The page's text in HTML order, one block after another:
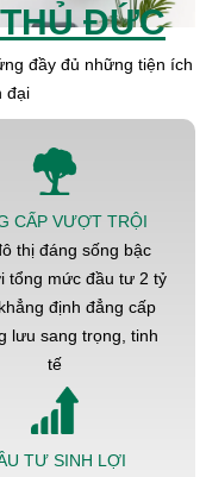
ĐỨC
đầy đủ những tiện ích
đại
CẤP VƯỢT TRỘI
thị đáng sống bậc
tổng mức đầu tư 2 tỷ
định đẳng cấp
lưu sang trọng, tinh
tế
TƯ SINH LỢI